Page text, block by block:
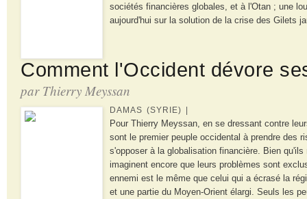
sociétés financières globales, et à l'Otan ; une
aujourd'hui sur la solution de la crise des Gilets
Comment l'Occident dévore
par Thierry Meyssan
DAMAS (SYRIE) |
Pour Thierry Meyssan, en se dressant contre
sont le premier peuple occidental à prendre des
s'opposer à la globalisation financière. Bien
imaginent encore que leurs problèmes sont
ennemi est le même que celui qui a écrasé la
et une partie du Moyen-Orient élargi. Seuls les